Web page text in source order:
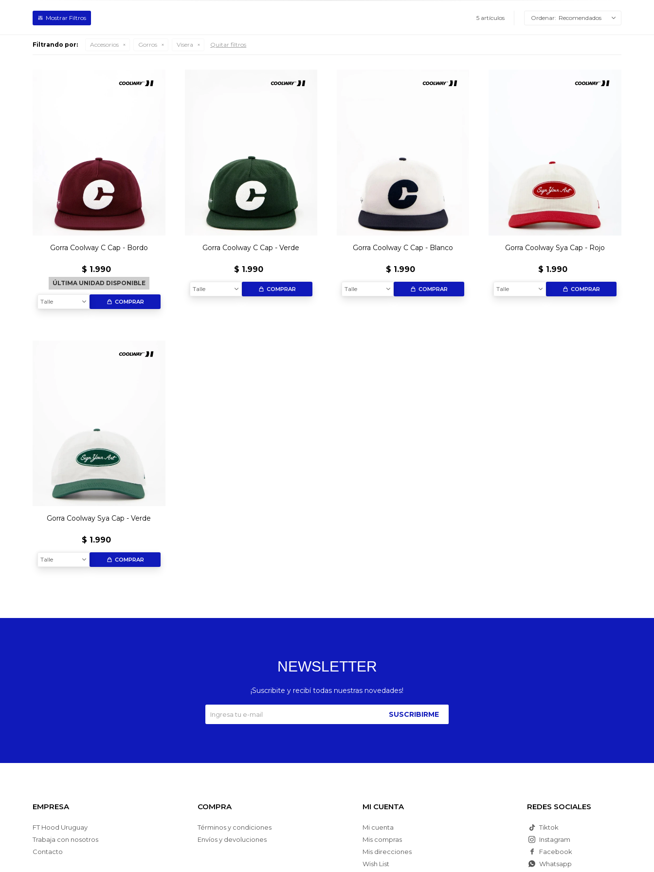
5 artículos Recomendados
Filtrando por: Accesorios Gorros Visera Quitar filtros
Gorra Coolway C Cap - Bordo
$ 1.990
ÚLTIMA UNIDAD DISPONIBLE
Talle COMPRAR
Gorra Coolway C Cap - Verde
$ 1.990
Talle COMPRAR
Gorra Coolway C Cap - Blanco
$ 1.990
Talle COMPRAR
Gorra Coolway Sya Cap - Rojo
$ 1.990
Talle COMPRAR
Gorra Coolway Sya Cap - Verde
$ 1.990
Talle COMPRAR
EMPRESA
FT Hood Uruguay
Trabaja con nosotros
Contacto
COMPRA
Términos y condiciones
Envíos y devoluciones
MI CUENTA
Mi cuenta
Mis compras
Mis direcciones
Wish List
REDES SOCIALES
Tiktok
Facebook
Instagram
Whatsapp
NEWSLETTER
¡Suscribite y recibí todas nuestras novedades!
SUSCRIBIRME